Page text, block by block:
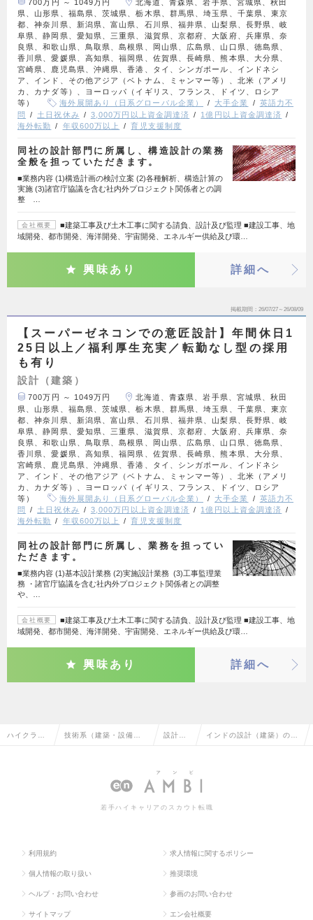
700万円 ～ 1049万円
北海道、青森県、岩手県、宮城県、秋田
県、山形県、福島県、茨城県、栃木県、群馬県、埼玉県、千葉県、東京
都、神奈川県、新潟県、富山県、石川県、福井県、山梨県、長野県、岐
阜県、静岡県、愛知県、三重県、滋賀県、京都府、大阪府、兵庫県、奈
良県、和歌山県、鳥取県、島根県、岡山県、広島県、山口県、徳島県、
香川県、愛媛県、高知県、福岡県、佐賀県、長崎県、熊本県、大分県、
宮崎県、鹿児島県、沖縄県、香港、タイ、シンガポール、インドネシ
ア、インド、その他アジア（ベトナム、ミャンマー等）、北米（アメリ
カ、カナダ等）、ヨーロッパ（イギリス、フランス、ドイツ、ロシア
等）
海外展開あり（日系グローバル企業） 大手企業
英語力不
問
土日祝休み 3,000万円以上資金調達済
1億円以上資金調達済
海外転勤
年収600万以上 育児支援制度
同社の設計部門に所属し、構造設計の業務
全般を担っていただきます。
■業務内容 (1)構造計画の検討立案 (2)各種解析、構造計算の
実施 (3)諸官庁協議を含む社内外プロジェクト関係者との調
整 …
会社概要
■建築工事及び土木工事に関する請負、設計及び監理 ■建設工事、地
域開発、都市開発、海洋開発、宇宙開発、エネルギー供給及び環…
興味あり 詳細へ
掲載期間 26/07/27～26/08/09
【スーパーゼネコンでの意匠設計】年間休日1
25日以上／福利厚生充実／転勤なし型の採用
も有り
設計（建築）
700万円 ～ 1049万円
北海道、青森県、岩手県、宮城県、秋田
県、山形県、福島県、茨城県、栃木県、群馬県、埼玉県、千葉県、東京
都、神奈川県、新潟県、富山県、石川県、福井県、山梨県、長野県、岐
阜県、静岡県、愛知県、三重県、滋賀県、京都府、大阪府、兵庫県、奈
良県、和歌山県、鳥取県、島根県、岡山県、広島県、山口県、徳島県、
香川県、愛媛県、高知県、福岡県、佐賀県、長崎県、熊本県、大分県、
宮崎県、鹿児島県、沖縄県、香港、タイ、シンガポール、インドネシ
ア、インド、その他アジア（ベトナム、ミャンマー等）、北米（アメリ
カ、カナダ等）、ヨーロッパ（イギリス、フランス、ドイツ、ロシア
等）
海外展開あり（日系グローバル企業） 大手企業
英語力不
問
土日祝休み 3,000万円以上資金調達済
1億円以上資金調達済
海外転勤
年収600万以上 育児支援制度
同社の設計部門に所属し、業務を担ってい
ただきます。
■業務内容 (1)基本設計業務 (2)実施設計業務 (3)工事監理業
務 ・諸官庁協議を含む社内外プロジェクト関係者との調整
や、…
会社概要
■建築工事及び土木工事に関する請負、設計及び監理 ■建設工事、地
域開発、都市開発、海洋開発、宇宙開発、エネルギー供給及び環…
興味あり 詳細へ
ハイクラス 技術系（建築・設備・ 設計
築）
インドの設計（建築）の転
若手ハイキャリアのスカウト転職
利用規約 求人情報に関するポリシー
個人情報の取り扱い 推奨環境
ヘルプ・お問い合わせ 参画のお問い合わせ
サイトマップ エン会社概要